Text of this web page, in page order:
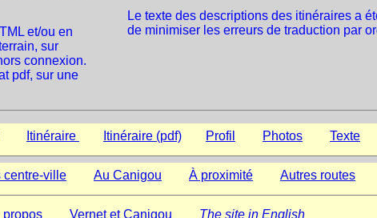
et/ou en
sur
connexion.
pdf, sur une
Le texte des descriptions des itinéraires a
de minimiser les erreurs de traduction par
Itinéraire Itinéraire (pdf) Profil Photos Texte
centre-ville Au Canigou À proximité Autres routes
propos Vernet et Canigou The site in English